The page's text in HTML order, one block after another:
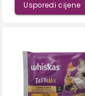
Usporedi cijene